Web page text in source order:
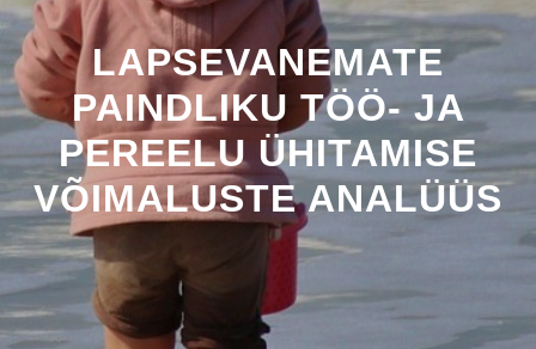
LAPSEVANEMATE
PAINDLIKU TÖÖ- JA
PEREELU ÜHITAMISE
VÕIMALUSTE ANALÜÜS